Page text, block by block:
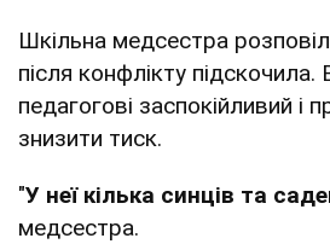
Шкільна медсестра
після конфлікту
педагогові заспокійливий і
знизити тиск.
"У неї кілька синців та
медсестра.